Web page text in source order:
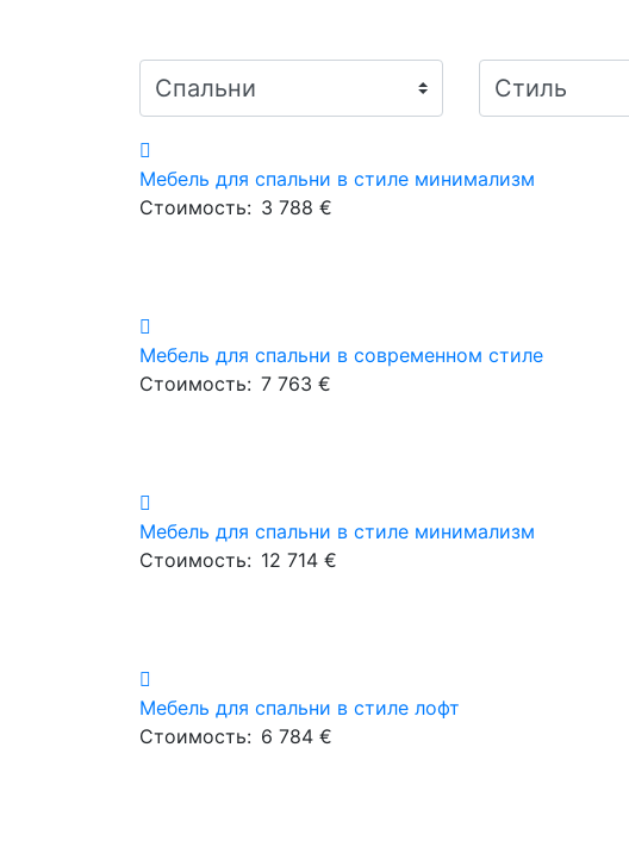
Мебель для спальни в стиле минимализм
Стоимость: 3 788 €
Мебель для спальни в современном стиле
Стоимость: 7 763 €
Мебель для спальни в стиле минимализм
Стоимость: 12 714 €
Мебель для спальни в стиле лофт
Стоимость: 6 784 €